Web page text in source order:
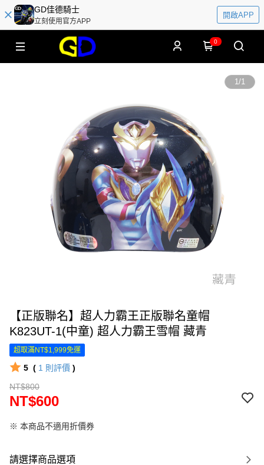
GD佳德騎士
立刻使用官方APP
開啟APP
0
1/1
【正版聯名】超人力霸王正版聯名童帽
K823UT-1(中童) 超人力霸王雪帽 藏青
超取滿NT$1,999免運
5 ( 1 則評價 )
NT$800
NT$600
※ 本商品不適用折價券
請選擇商品選項